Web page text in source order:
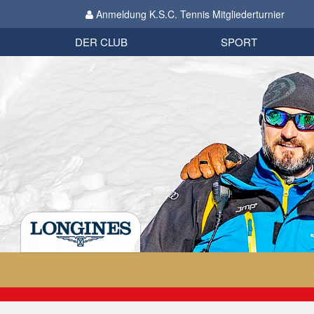
Anmeldung K.S.C. Tennis Mitgliederturnier
DER CLUB
Organisation
SPORT
Biathlon
Datenschutzverordnung 2018
Impressum